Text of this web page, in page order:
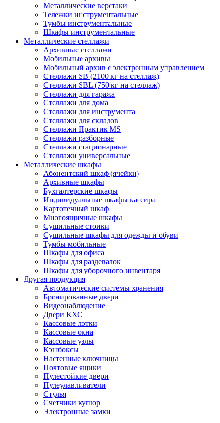
Металлические верстаки
Тележки инструментальные
Тумбы инструментальные
Шкафы инструментальные
Металлические стеллажи
Архивные стеллажи
Мобильные архивы
Мобильный архив с электронным управлением
Стеллажи SB (2100 кг на стеллаж)
Стеллажи SBL (750 кг на стеллаж)
Стеллажи для гаража
Стеллажи для дома
Стеллажи для инструмента
Стеллажи для складов
Стеллажи Практик MS
Стеллажи разборные
Стеллажи стационарные
Стеллажи универсальные
Металлические шкафы
Абонентский шкаф (ячейки)
Архивные шкафы
Бухгалтерские шкафы
Индивидуальные шкафы кассира
Картотечный шкаф
Многоящичные шкафы
Сушильные стойки
Сушильные шкафы для одежды и обуви
Тумбы мобильные
Шкафы для офиса
Шкафы для раздевалок
Шкафы для уборочного инвентаря
Другая продукция
Автоматические системы хранения
Бронированные двери
Видеонаблюдение
Двери КХО
Кассовые лотки
Кассовые окна
Кассовые узлы
Кэшбоксы
Настенные ключницы
Почтовые ящики
Пулестойкие двери
Пулеулавливатели
Стулья
Счетчики купюр
Электронные замки